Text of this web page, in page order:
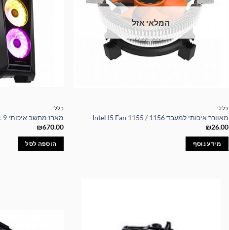
המלאי אזל
כללי
מאוורר איכותי למעבד Intel I5 Fan 1155 / 1156
₪26.00
מידע נוסף
כללי
מארז מחשב איכותי Mystic 9 כולל ספק כוח 600W
₪670.00
הוספה לסל